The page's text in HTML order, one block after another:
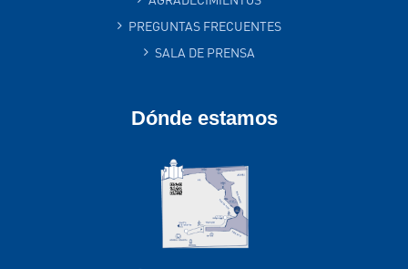
PREGUNTAS FRECUENTES
SALA DE PRENSA
Dónde estamos